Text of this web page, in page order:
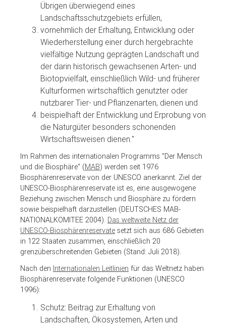
Übrigen überwiegend eines
Landschaftsschutzgebiets erfüllen,
vornehmlich der Erhaltung, Entwicklung oder
Wiederherstellung einer durch hergebrachte
vielfältige Nutzung geprägten Landschaft und
der darin historisch gewachsenen Arten- und
Biotopvielfalt, einschließlich Wild- und früherer
Kulturformen wirtschaftlich genutzter oder
nutzbarer Tier- und Pflanzenarten, dienen und
beispielhaft der Entwicklung und Erprobung von
die Naturgüter besonders schonenden
Wirtschaftsweisen dienen."
Im Rahmen des internationalen Programms "Der Mensch
und die Biosphäre" (MAB) werden seit 1976
Biosphärenreservate von der UNESCO anerkannt. Ziel der
UNESCO-Biosphärenreservate ist es, eine ausgewogene
Beziehung zwischen Mensch und Biosphäre zu fördern
sowie beispielhaft darzustellen (DEUTSCHES MAB-
NATIONALKOMITEE 2004). Das weltweite Netz der
UNESCO-Biosphärenreservate setzt sich aus 686 Gebieten
in 122 Staaten zusammen, einschließlich 20
grenzüberschreitenden Gebieten (Stand: Juli 2018).
Nach den Internationalen Leitlinien für das Weltnetz haben
Biosphärenreservate folgende Funktionen (UNESCO
1996):
Schutz: Beitrag zur Erhaltung von
Landschaften, Ökosystemen, Arten und